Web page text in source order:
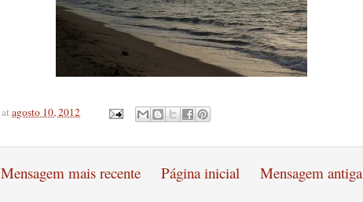
atagosto 10, 2012
Mensagem mais recente Mensagem antiga
Página inicial